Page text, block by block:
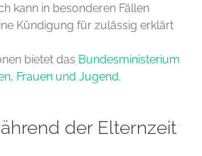
kann in besonderen Fällen
Kündigung für zulässig erklärt
bietet das Bundesministerium
Frauen und Jugend.
der Elternzeit